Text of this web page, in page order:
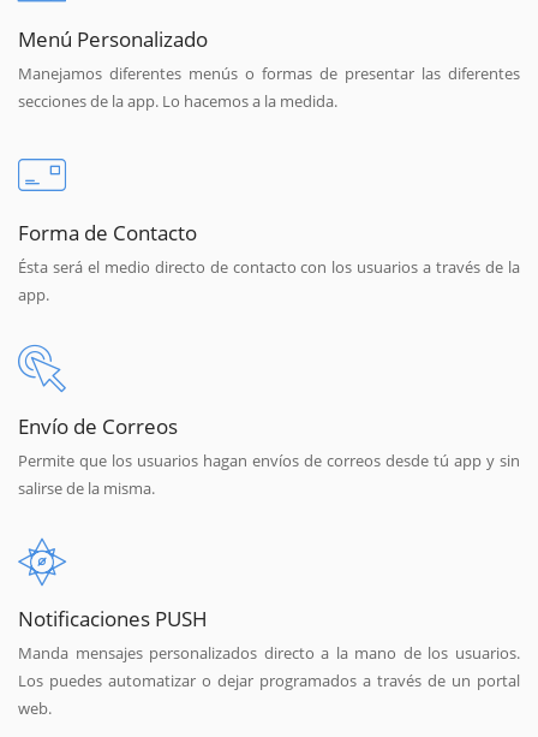
Menú Personalizado
Manejamos diferentes menús o formas de presentar las diferentes
secciones de la app. Lo hacemos a la medida.
Forma de Contacto
Ésta será el medio directo de contacto con los usuarios a través de la
app.
Envío de Correos
Permite que los usuarios hagan envíos de correos desde tú app y sin
salirse de la misma.
Notificaciones PUSH
Manda mensajes personalizados directo a la mano de los usuarios.
Los puedes automatizar o dejar programados a través de un portal
web.